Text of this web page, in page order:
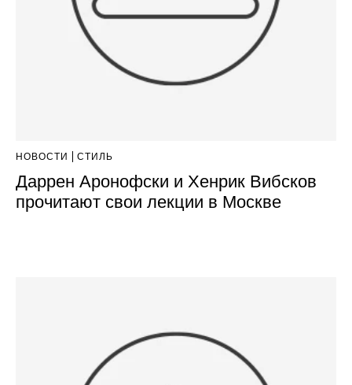
НОВОСТИ СТИЛЬ
Даррен Аронофски и Хенрик Вибсков
прочитают свои лекции в Москве